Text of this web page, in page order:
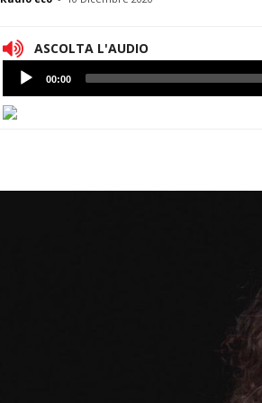
ASCOLTA L'AUDIO
Lettore
Audio
00:00